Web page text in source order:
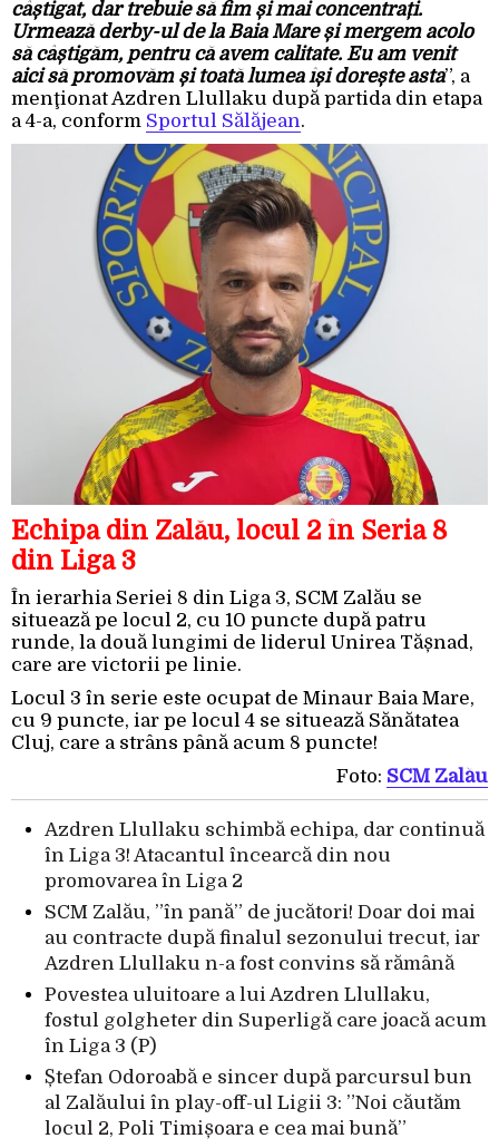
câștigat, dar trebuie să fim și mai concentrați.
Urmează derby-ul de la Baia Mare și mergem acolo
să câștigăm, pentru că avem calitate. Eu am venit
aici să promovăm și toată lumea își dorește asta”, a
menţionat Azdren Llullaku după partida din etapa
a 4-a, conform Sportul Sălăjean.
Echipa din Zalău, locul 2 în Seria 8
din Liga 3
În ierarhia Seriei 8 din Liga 3, SCM Zalău se
situează pe locul 2, cu 10 puncte după patru
runde, la două lungimi de liderul Unirea Tășnad,
care are victorii pe linie.
Locul 3 în serie este ocupat de Minaur Baia Mare,
cu 9 puncte, iar pe locul 4 se situează Sănătatea
Cluj, care a strâns până acum 8 puncte!
Foto: SCM Zalău
Azdren Llullaku schimbă echipa, dar continuă
în Liga 3! Atacantul încearcă din nou
promovarea în Liga 2
SCM Zalău, ”în pană” de jucători! Doar doi mai
au contracte după finalul sezonului trecut, iar
Azdren Llullaku n-a fost convins să rămână
Povestea uluitoare a lui Azdren Llullaku,
fostul golgheter din Superligă care joacă acum
în Liga 3 (P)
Ștefan Odoroabă e sincer după parcursul bun
al Zalăului în play-off-ul Ligii 3: ”Noi căutăm
locul 2, Poli Timișoara e cea mai bună”